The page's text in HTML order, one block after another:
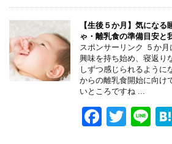
c
e
b
o
o
k
tt
er
e
【生後５か月】気にな
ゃ・離乳食の準備目安と
スポンサーリンク ５か
興味を持ち始め、寝返り
しずつ感じられるように
からの離乳食開始に向け
いところですね ...
F
T
Li